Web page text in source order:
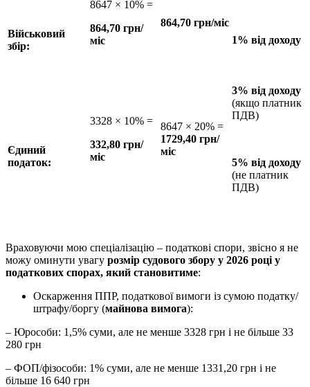
Військовий
збір:
8647 × 10% =
864,70 грн/
міс
864,70 грн/міс
1% від доходу
Єдиний
податок:
3328 × 10% =
332,80 грн/
міс
8647 × 20% =
1729,40 грн/
міс
3% від доходу
(якщо платник
ПДВ)
5% від доходу
(не платник
ПДВ)
Враховуючи мою спеціалізацію – податкові спори, звісно я не
можу оминути увагу розмір судового збору у 2026 році у
податкових спорах, який становитиме:
Оскарження ППР, податкової вимоги із сумою податку/
штрафу/боргу (майнова вимога):
– Юрособи: 1,5% суми, але не менше 3328 грн і не більше 33
280 грн
– ФОП/фізособи: 1% суми, але не менше 1331,20 грн і не
більше 16 640 грн